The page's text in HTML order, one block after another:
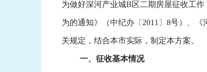
为做好深河产业城B区二期房屋征收工
为的通知》（中纪办〔2011〕8号）、
关规定，结合本市实际，制定本方案。
一、征收基本情况